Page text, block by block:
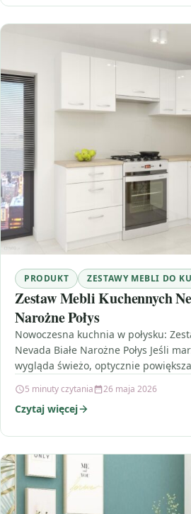
PRODUKT ZESTAWY MEBLI DO
Zestaw Mebli Kuchennych
Narożne Połys
Nowoczesna kuchnia w połysku:
Nevada Białe Narożne Połys Jeśli
wygląda świeżo, optycznie
5 minuty czytania 26 maja 2026
Czytaj więcej